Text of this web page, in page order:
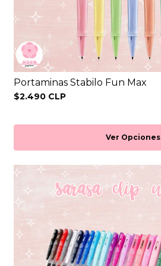
Portaminas Stabilo Fun Max
$2.490 CLP
Ver Opciones